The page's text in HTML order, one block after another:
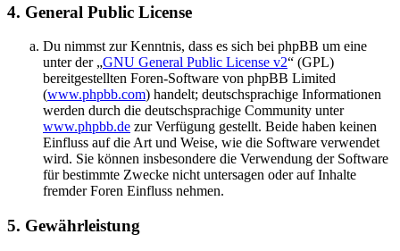
4. General Public License
Du nimmst zur Kenntnis, dass es sich bei phpBB um eine
unter der „GNU General Public License v2“ (GPL)
bereitgestellten Foren-Software von phpBB Limited
(www.phpbb.com) handelt; deutschsprachige Informationen
werden durch die deutschsprachige Community unter
www.phpbb.de zur Verfügung gestellt. Beide haben keinen
Einfluss auf die Art und Weise, wie die Software verwendet
wird. Sie können insbesondere die Verwendung der Software
für bestimmte Zwecke nicht untersagen oder auf Inhalte
fremder Foren Einfluss nehmen.
5. Gewährleistung